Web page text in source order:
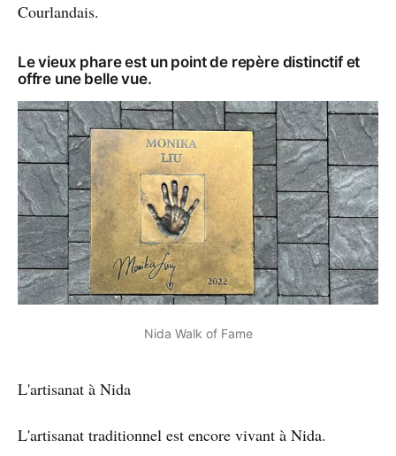
Courlandais.
Le vieux phare est un point de repère distinctif et
offre une belle vue.
Nida Walk of Fame
L'artisanat à Nida
L'artisanat traditionnel est encore vivant à Nida.